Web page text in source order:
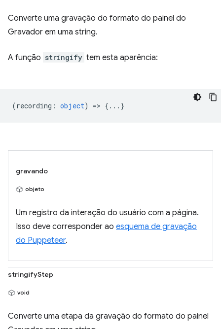
Converte uma gravação do formato do painel do
Gravador em uma string.
A função stringify tem esta aparência:
(recording : object) => {...}
gravando
objeto
Um registro da interação do usuário com a página.
Isso deve corresponder ao esquema de gravação
do Puppeteer.
stringifyStep
void
Converte uma etapa da gravação do formato do painel